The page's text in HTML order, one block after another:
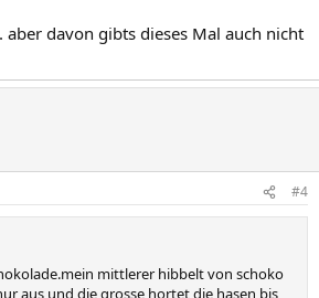
aber davon gibts dieses Mal auch nicht
#4
mittlerer hibbelt von schoko
aus und die grosse hortet die hasen bis